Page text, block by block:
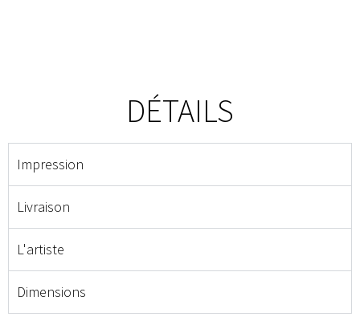
DÉTAILS
Impression
Livraison
L'artiste
Dimensions